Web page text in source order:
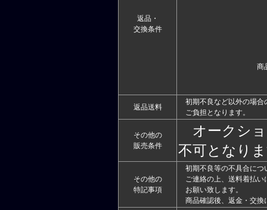
返品・
交換条件
商
返品送料
初期不良など以外の場合
ご負担となります。
その他の
販売条件
オークショ
不可となり
その他の
特記事項
初期不良等の不具合につ
ご連絡の上、送料着払い
お願い致します。
商品確認後、返金・交換